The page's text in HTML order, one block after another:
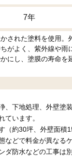
7年
された塗料を使用。
がよく、紫外線や雨
にし、塗膜の寿命を
、下地処理、外壁塗
います。
（約30坪、外壁面積
などで料金が異なる
ダ防水などの工事は